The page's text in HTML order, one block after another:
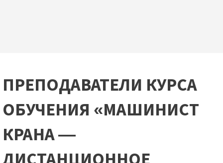
ПРЕПОДАВАТЕЛИ КУРСА
ОБУЧЕНИЯ «МАШИНИСТ
КРАНА —